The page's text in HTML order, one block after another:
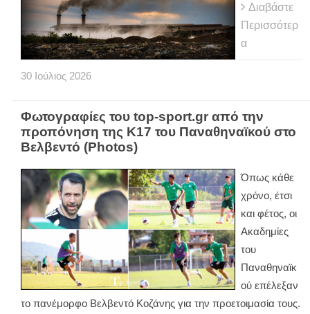
Διαβάστε
Περισσότερ
α
30 Ιούλιος 2026
Φωτογραφίες του top-sport.gr από την
προπόνηση της Κ17 του Παναθηναϊκού στο
Βελβεντό (Photos)
Όπως κάθε
χρόνο, έτσι
και φέτος, οι
Ακαδημίες
του
Παναθηναϊκ
ού επέλεξαν
το πανέμορφο Βελβεντό Κοζάνης για την προετοιμασία τους.